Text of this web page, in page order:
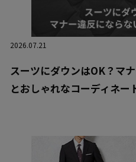
2026.07.21
スーツにダウンはOK？マ
とおしゃれなコーディネー